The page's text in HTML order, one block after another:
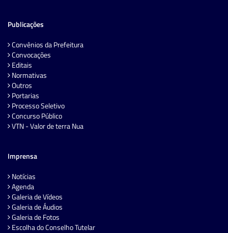
Publicações
Convênios da Prefeitura
Convocações
Editais
Normativas
Outros
Portarias
Processo Seletivo
Concurso Público
VTN - Valor de terra Nua
Imprensa
Notícias
Agenda
Galeria de Vídeos
Galeria de Áudios
Galeria de Fotos
Escolha do Conselho Tutelar